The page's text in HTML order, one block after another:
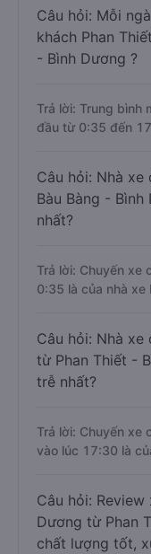
Câu hỏi: Mỗi
khách Phan
- Bình Dương ?
Trả lời: Trung bình
đầu từ 0:35 đến
Câu hỏi: Nhà xe
Bàu Bàng -
nhất?
Trả lời: Chuyến xe
0:35 là của nhà xe
Câu hỏi: Nhà xe
từ Phan Thiết -
trễ nhất?
Trả lời: Chuyến xe
vào lúc 17:30 là
Câu hỏi:
Dương từ Phan
chất lượng tốt,